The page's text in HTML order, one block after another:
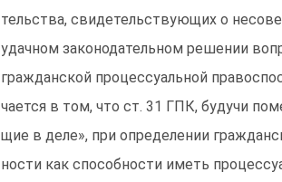
тельства, свидетельствующих о
удачном законодательном решении
гражданской процессуальной
чается в том, что ст. 31 ГПК, будучи
щие в деле», при определении
ности как способности иметь